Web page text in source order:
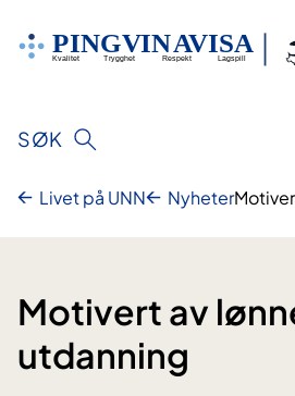
innhold
SØK
Livet på UNN Nyheter
Motivert av
utdanning